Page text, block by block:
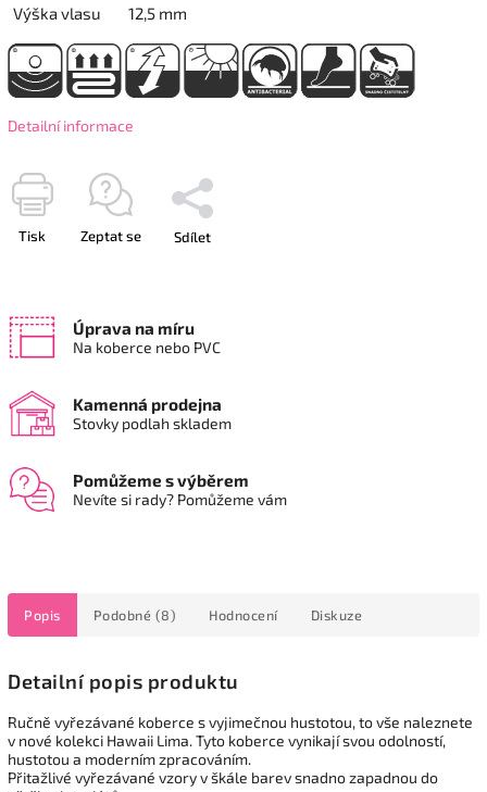
Výška vlasu 12,5 mm
Detailní informace
Tisk Zeptat se Sdílet
Úprava na míru
Na koberce nebo PVC
Kamenná prodejna
Stovky podlah skladem
Pomůžeme s výběrem
Nevíte si rady? Pomůžeme vám
Popis Podobné (8) Hodnocení Diskuze
Detailní popis produktu
Ručně vyřezávané koberce s vyjimečnou hustotou, to vše naleznete
v nové kolekci Hawaii Lima. Tyto koberce vynikají svou odolností,
hustotou a moderním zpracováním.
Přitažlivé vyřezávané vzory v škále barev snadno zapadnou do